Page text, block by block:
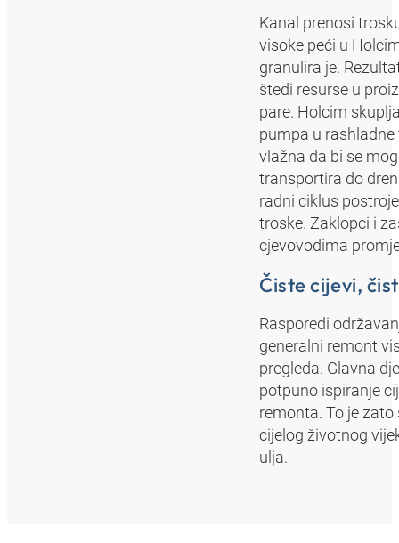
Kanal prenosi
visoke peći u
granulira je.
štedi resurse u
pare. Holcim
pumpa u
vlažna da bi se
transportira do
radni ciklus
troske. Zaklopci i
cjevovodima
Čiste cijevi,
Rasporedi
generalni remont
pregleda. Glavna
potpuno ispiranje
remonta. To je
cijelog životnog
ulja.